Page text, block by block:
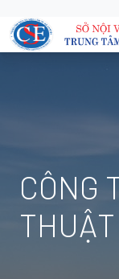
CÔNG